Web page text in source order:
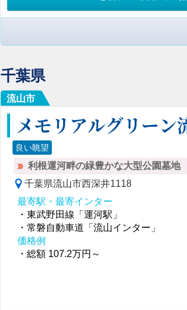
千葉県
流山市
メモリアルグリーン
良い眺望
利根運河畔の緑豊かな大型公園墓地
千葉県流山市西深井1118
最寄駅・最寄インター
・東武野田線「運河駅」
・常磐自動車道「流山インター」
価格例
・総額 107.2万円～